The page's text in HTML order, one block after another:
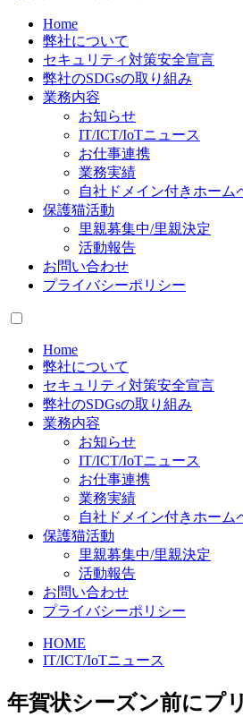
Home
弊社について
セキュリティ対策安全宣言
弊社のSDGsの取り組み
業務内容
お知らせ
IT/ICT/IoTニュース
お仕事連携
業務実績
自社ドメイン付きホーム
保護猫活動
里親募集中/里親決定
活動報告
お問い合わせ
プライバシーポリシー
Home
弊社について
セキュリティ対策安全宣言
弊社のSDGsの取り組み
業務内容
お知らせ
IT/ICT/IoTニュース
お仕事連携
業務実績
自社ドメイン付きホーム
保護猫活動
里親募集中/里親決定
活動報告
お問い合わせ
プライバシーポリシー
HOME
IT/ICT/IoTニュース
年賀状シーズン前にプ